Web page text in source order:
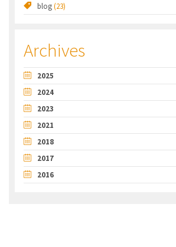
ACTUALITÉS
CONTACT
blog(23)
Archives
2025
2024
2023
2021
2018
2017
2016